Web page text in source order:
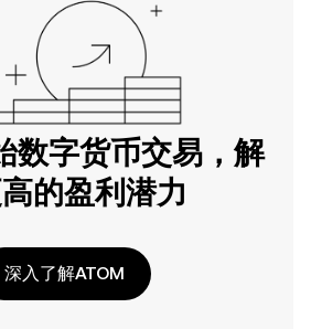
数字货币交易，解
的盈利潜力
深入了解ATOM